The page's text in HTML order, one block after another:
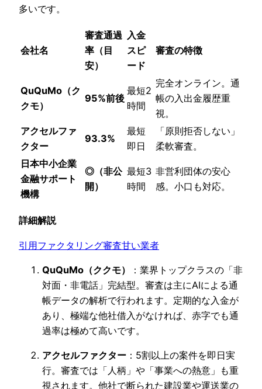
多いです。
会社名
審査通過
率（目
安）
入金
スピ
ード
審査の特徴
QuQuMo（ク
クモ）
95%前後
最短2
時間
完全オンライン。通
帳の入出金履歴重
視。
アクセルファ
クター
93.3%
最短
即日
「原則拒否しない」
柔軟審査。
日本中小企業
金融サポート
機構
◎（非公
開）
最短3
時間
非営利団体の安心
感。小口も対応。
詳細解説
引用ファクタリング審査甘い業者
QuQuMo（ククモ）
：業界トップクラスの「非
対面・非電話」完結型。審査は主にAIによる通
帳データの解析で行われます。定期的な入金が
あり、極端な他社借入がなければ、赤字でも通
過率は極めて高いです。
アクセルファクター ：5割以上の案件を即日実
行。審査では「人柄」や「事業への熱意」も重
視されます。他社で断られた建設業や運送業の